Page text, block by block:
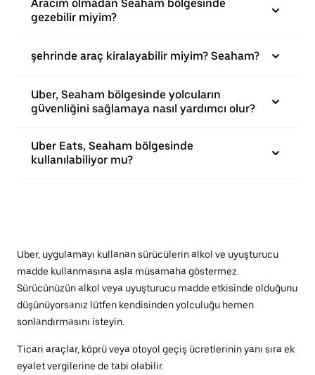
Aracım olmadan Seaham bölgesinde
gezebilir miyim?
şehrinde araç kiralayabilir miyim? Seaham?
Uber, Seaham bölgesinde yolcuların
güvenliğini sağlamaya nasıl yardımcı olur?
Uber Eats, Seaham bölgesinde
kullanılabiliyor mu?
Uber, uygulamayı kullanan sürücülerin alkol ve uyuşturucu
madde kullanmasına asla müsamaha göstermez.
Sürücünüzün alkol veya uyuşturucu madde etkisinde olduğunu
düşünüyorsanız lütfen kendisinden yolculuğu hemen
sonlandırmasını isteyin.
Ticari araçlar, köprü veya otoyol geçiş ücretlerinin yanı sıra ek
eyalet vergilerine de tabi olabilir.